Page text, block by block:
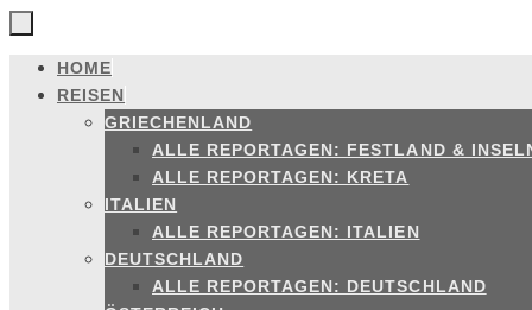
Zum
Inhalt
springen
HOME
REISEN
GRIECHENLAND
ALLE REPORTAGEN: FESTLAND &
ALLE REPORTAGEN: KRETA
ITALIEN
ALLE REPORTAGEN: ITALIEN
DEUTSCHLAND
ALLE REPORTAGEN: DEUTSCHLAND